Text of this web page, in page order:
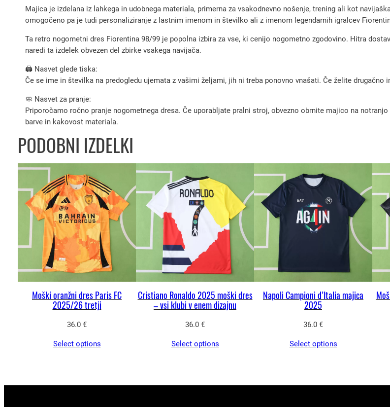
t
o
e
1
/
9
o
Majica je izdelana iz lahkega in udobnega materiala, primerna za vsakodnevno nošenje, trening ali kot
omogočeno pa je tudi personaliziranje z lastnim imenom in številko ali z imenom legendarnih igralcev
Ta retro nogometni dres Fiorentina 98/99 je popolna izbira za vse, ki cenijo nogometno zgodovino. Hitra
naredi ta izdelek obvezen del zbirke vsakega navijača.
🖨️ Nasvet glede tiska:
Če se ime in številka na predogledu ujemata z vašimi željami, jih ni treba ponovno vnašati. Če želite
🧼 Nasvet za pranje:
Priporočamo ročno pranje nogometnega dresa. Če uporabljate pralni stroj, obvezno obrnite majico na
barve in kakovost materiala.
PODOBNI IZDELKI
Moški oranžni dres Paris FC
2025/26 tretji
36.0 €
Select options
Cristiano Ronaldo 2025 moški dres
– vsi klubi v enem dizajnu
36.0 €
Select options
Napoli Campioni d’Italia majica
2025
36.0 €
Select options